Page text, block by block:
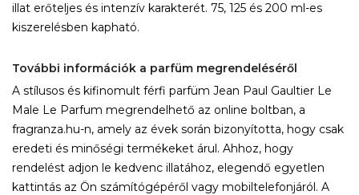
illat erőteljes és intenzív karakterét. 75, 125 és 200 ml-es
kiszerelésben kapható.
További információk a parfüm megrendeléséről
A stílusos és kifinomult férfi parfüm Jean Paul Gaultier Le
Male Le Parfum megrendelhető az online boltban, a
fragranza.hu-n, amely az évek során bizonyította, hogy csak
eredeti és minőségi termékeket árul. Ahhoz, hogy
rendelést adjon le kedvenc illatához, elegendő egyetlen
kattintás az Ön számítógépéről vagy mobiltelefonjáról. A
Отказ Create wishlist